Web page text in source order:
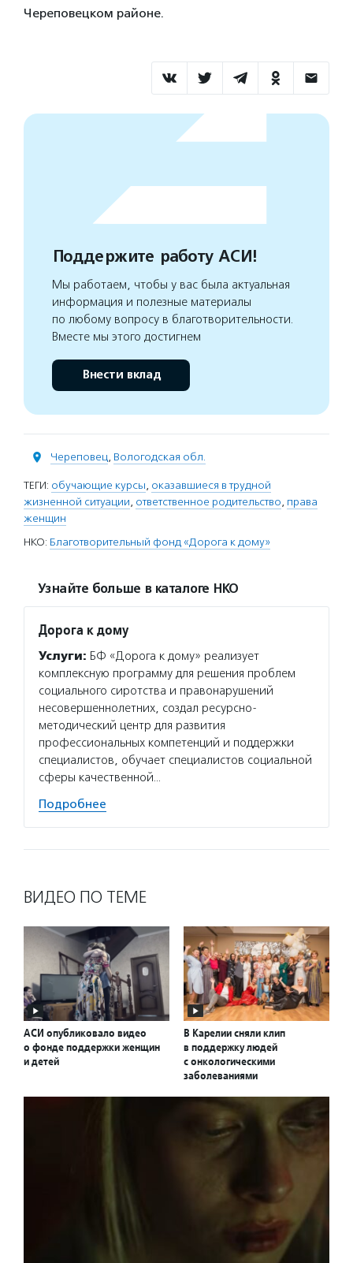
Череповецком районе.
Поддержите работу АСИ!
Мы работаем, чтобы у вас была актуальная
информация и полезные материалы
по любому вопросу в благотворительности.
Вместе мы этого достигнем
Внести вклад
Череповец, Вологодская обл.
ТЕГИ: обучающие курсы, оказавшиеся в трудной
жизненной ситуации, ответственное родительство, права
женщин
НКО: Благотворительный фонд «Дорога к дому»
Узнайте больше в каталоге НКО
Дорога к дому
Услуги: БФ «Дорога к дому» реализует
комплексную программу для решения проблем
социального сиротства и правонарушений
несовершеннолетних, создал ресурсно-
методический центр для развития
профессиональных компетенций и поддержки
специалистов, обучает специалистов социальной
сферы качественной…
Подробнее
ВИДЕО ПО ТЕМЕ
АСИ опубликовало видео
о фонде поддержки женщин
и детей
В Карелии сняли клип
в поддержку людей
с онкологическими
заболеваниями